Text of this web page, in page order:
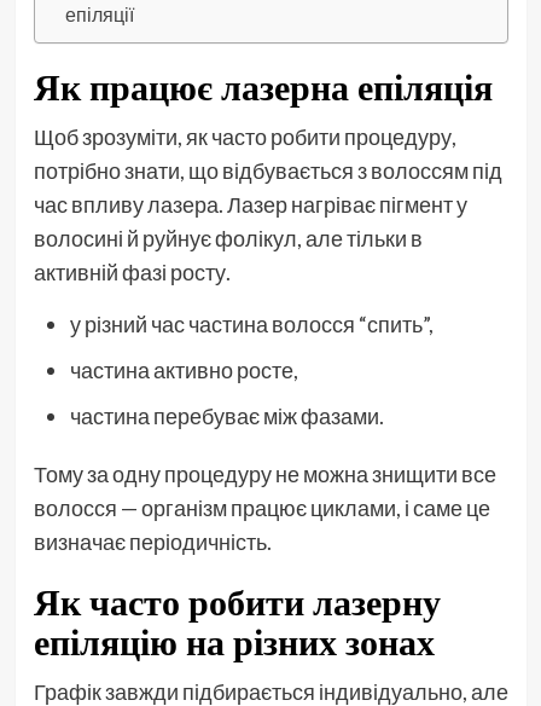
епіляції
Як працює лазерна епіляція
Щоб зрозуміти, як часто робити процедуру,
потрібно знати, що відбувається з волоссям під
час впливу лазера. Лазер нагріває пігмент у
волосині й руйнує фолікул, але тільки в
активній фазі росту.
у різний час частина волосся “спить”,
частина активно росте,
частина перебуває між фазами.
Тому за одну процедуру не можна знищити все
волосся — організм працює циклами, і саме це
визначає періодичність.
Як часто робити лазерну
епіляцію на різних зонах
Графік завжди підбирається індивідуально, але